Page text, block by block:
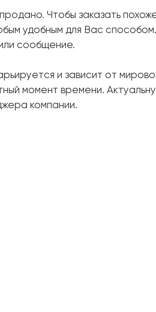
Чтобы заказать
удобным для Вас
сообщение.
и зависит от
момент времени.
компании.